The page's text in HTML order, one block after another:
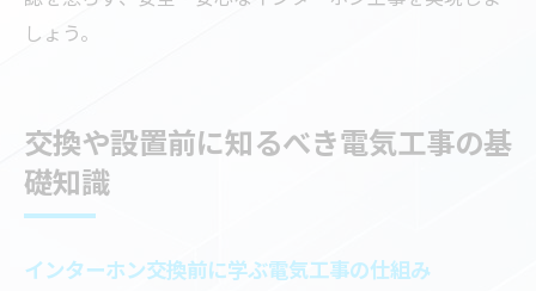
しょう。
交換や設置前に知るべき電気工事の基
礎知識
インターホン交換前に学ぶ電気工事の仕組み